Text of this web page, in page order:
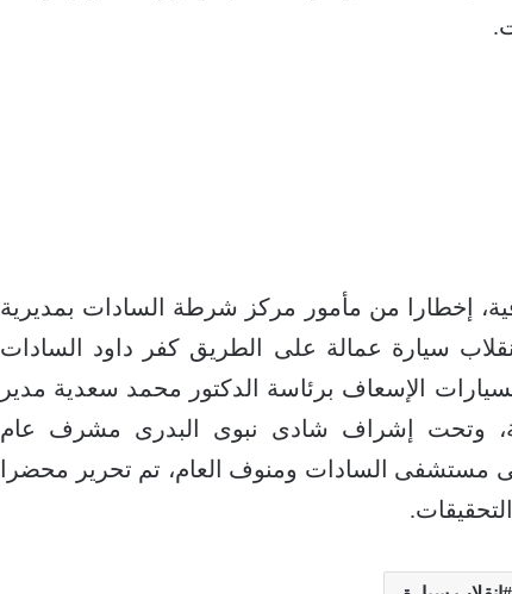
إخطارا من مأمور مركز شرطة السادات بمديرية
من 12 شخصا فى انقلاب سيارة عمالة على الطريق كفر داود السادات
الإسعاف برئاسة الدكتور محمد سعدية مدير
وتحت إشراف شادى نبوى البدرى مشرف عام
مستشفى السادات ومنوف العام، تم تحرير محضرا